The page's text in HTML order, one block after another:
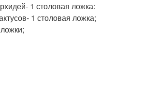
1 столовая ложка:
1 столовая ложка;